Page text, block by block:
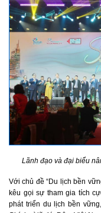
Lãnh đạo và đại biểu
Vớichủ đề “Du lịch bền
kêu gọi sự tham gia tích
phát triển du lịch bền